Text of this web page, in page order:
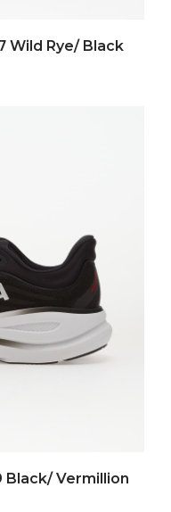
Wild Rye/ Black
Black/ Vermillion